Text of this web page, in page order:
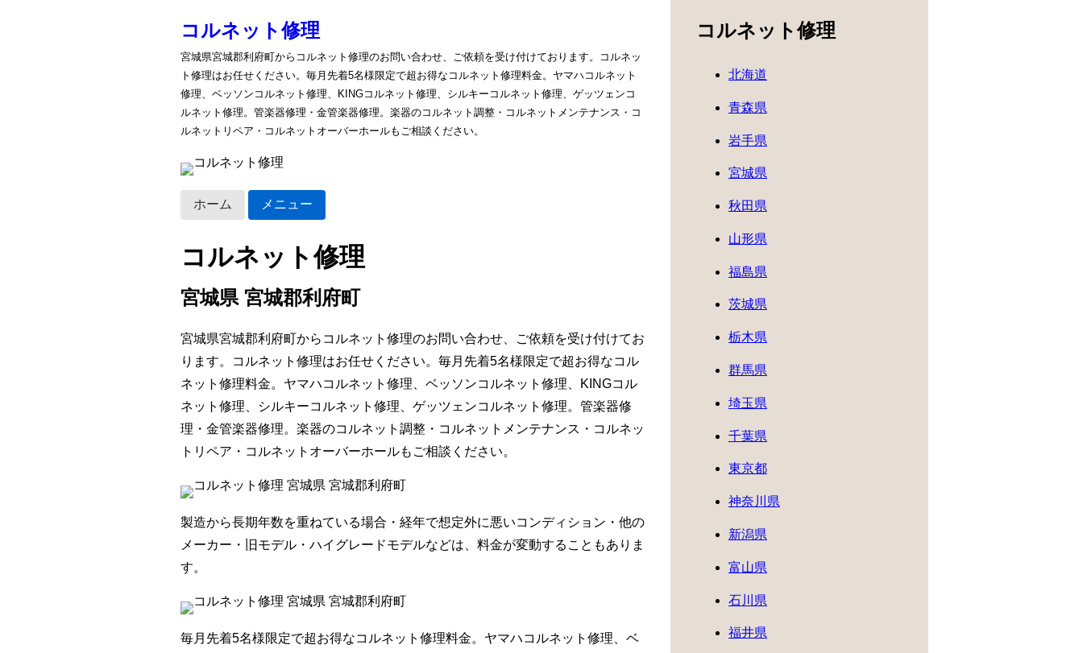
コルネット修理
宮城県宮城郡利府町からコルネット修理のお問い合わせ、ご依頼を受け付けております。コルネッ
ト修理はお任せください。毎月先着5名様限定で超お得なコルネット修理料金。ヤマハコルネット
修理、ベッソンコルネット修理、KINGコルネット修理、シルキーコルネット修理、ゲッツェンコ
ルネット修理。管楽器修理・金管楽器修理。楽器のコルネット調整・コルネットメンテナンス・コ
ルネットリペア・コルネットオーバーホールもご相談ください。
ホーム メニュー
コルネット修理
宮城県 宮城郡利府町
宮城県宮城郡利府町からコルネット修理のお問い合わせ、ご依頼を受け付けてお
ります。コルネット修理はお任せください。毎月先着5名様限定で超お得なコル
ネット修理料金。ヤマハコルネット修理、ベッソンコルネット修理、KINGコル
ネット修理、シルキーコルネット修理、ゲッツェンコルネット修理。管楽器修
理・金管楽器修理。楽器のコルネット調整・コルネットメンテナンス・コルネッ
トリペア・コルネットオーバーホールもご相談ください。
製造から長期年数を重ねている場合・経年で想定外に悪いコンディション・他の
メーカー・旧モデル・ハイグレードモデルなどは、料金が変動することもありま
す。
毎月先着5名様限定で超お得なコルネット修理料金。ヤマハコルネット修理、ベ
コルネット修理
北海道
青森県
岩手県
宮城県
秋田県
山形県
福島県
茨城県
栃木県
群馬県
埼玉県
千葉県
東京都
神奈川県
新潟県
富山県
石川県
福井県